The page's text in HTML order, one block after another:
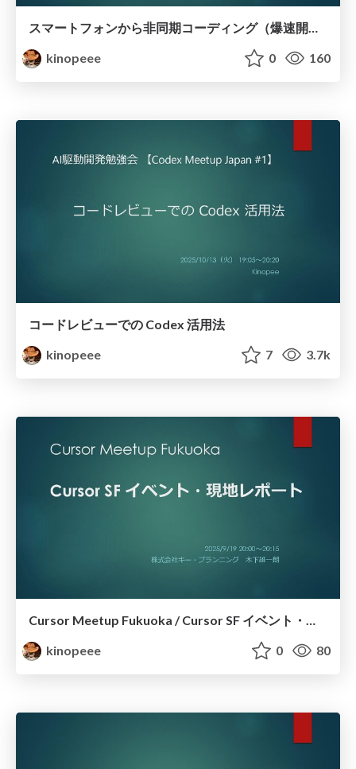
スマートフォンから非同期コーディング（爆速開発LT：Codex編 Vol.2）
kinopeee
0 160
コードレビューでの Codex 活用法
kinopeee
7 3.7k
Cursor Meetup Fukuoka / Cursor SF イベント・現地レポート
kinopeee
0 80